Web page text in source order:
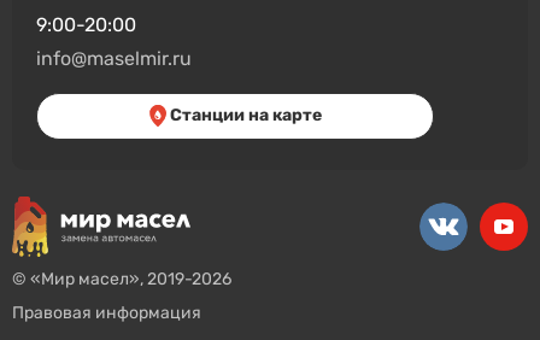
9:00-20:00
info@maselmir.ru
Станции на карте
© «Мир масел», 2019-2026
Правовая информация